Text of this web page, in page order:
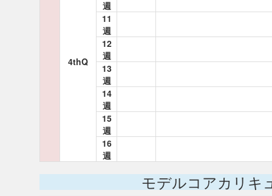
4thQ
週
11
週
12
週
13
週
14
週
15
週
16
週
モデルコアカリキ